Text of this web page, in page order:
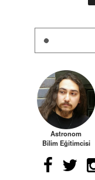
Astronom
Bilim Eğitimcisi